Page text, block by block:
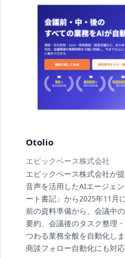
Otolio
エピックベース株式会社
エピックベース株式会社が
音声を活用したAIエージェ
ート書記」から2025年11月
前の資料準備から、会議中
要約、会議後のタスク整理
つわる業務全般を自動化し
商談フォロー自動化にも対